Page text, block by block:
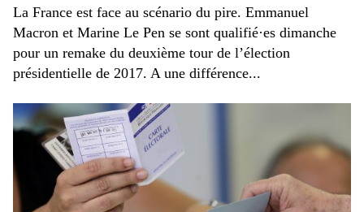
La France est face au scénario du pire. Emmanuel
Macron et Marine Le Pen se sont qualifié·es dimanche
pour un remake du deuxième tour de l’élection
présidentielle de 2017. A une différence...